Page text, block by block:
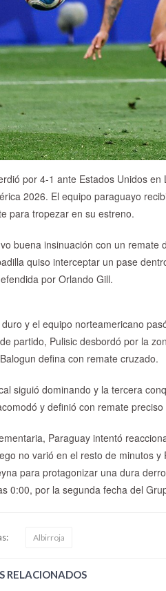
por 4-1 ante Estados Unidos
2026. El equipo paraguayo
para tropezar en su estreno.
buena insinuación con un
quiso interceptar un pase
por Orlando Gill.
y el equipo norteamericano
partido, Pulisic desbordó por la
defina con remate cruzado.
siguió dominando y la tercera
y definió con remate
Paraguay intentó
no varió en el resto de minutos
para protagonizar una dura
0:00, por la segunda fecha del
Albirroja
RELACIONADOS